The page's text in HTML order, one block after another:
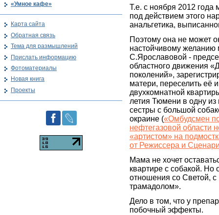
Т.е. с ноября 2012 года
под действием этого
анальгетика,
Поэтому она не может
настойчивому желанию
С.Ярославовой -
областного движения
поколений»,
матери, переселить её
двухкомнатной
летия Тюмени в одну из
сестры с большой
окраине («Омбудсмен
нефтегазовой области
«артистом» на
от Режиссера и
Мама не хочет
квартире с собакой. Но
отношения со Светой, с
трамадолом».
Дело в том, что у
побочный эффекты.
«Умное кафе»
Карта сайта
Обратная связь
Тема для размышлений
Прислать информацию
Фотоматериалы
Новая книга
Проекты